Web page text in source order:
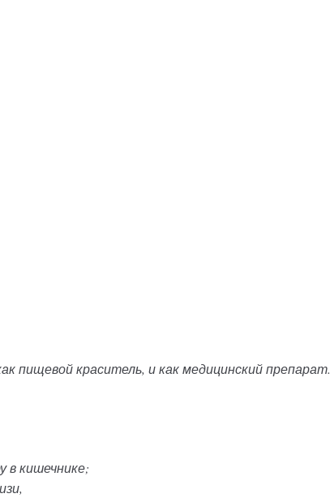
пищевой краситель, и как медицинский препарат.
в кишечнике;